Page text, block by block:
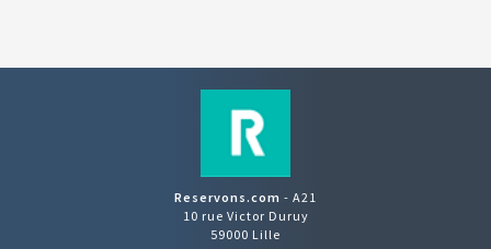
Reservons.com - A21
10 rue Victor Duruy
59000 Lille